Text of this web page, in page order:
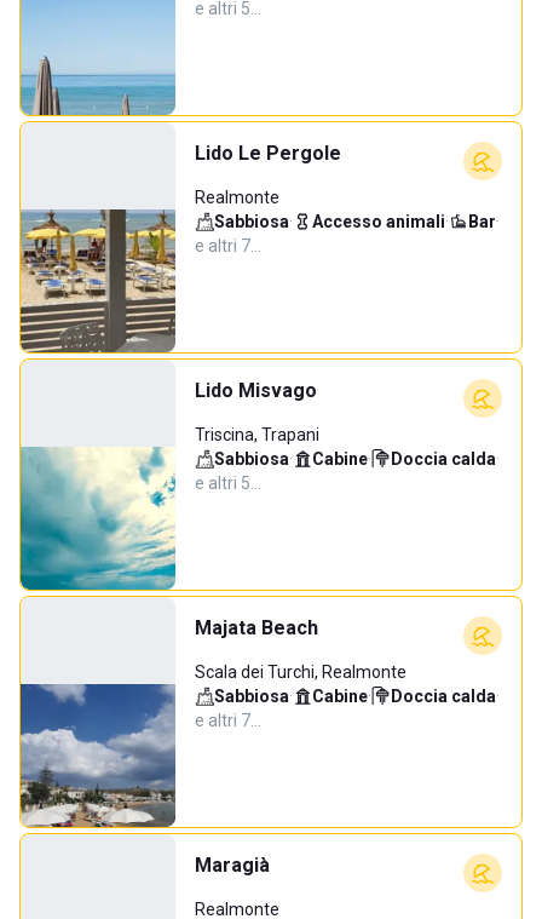
e altri 5…
Lido Le Pergole
Realmonte
Sabbiosa· Accesso animali· Bar·
e altri 7…
Lido Misvago
Triscina, Trapani
Sabbiosa· Cabine· Doccia calda·
e altri 5…
Majata Beach
Scala dei Turchi, Realmonte
Sabbiosa· Cabine· Doccia calda·
e altri 7…
Maragià
Realmonte